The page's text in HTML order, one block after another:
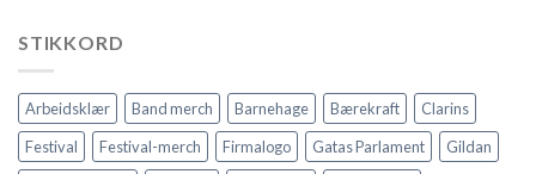
STIKKORD
Arbeidsklær Band merch Barnehage Bærekraft
Clarins
Festival
Festival-merch Firmalogo Gatas Parlament
Gildan